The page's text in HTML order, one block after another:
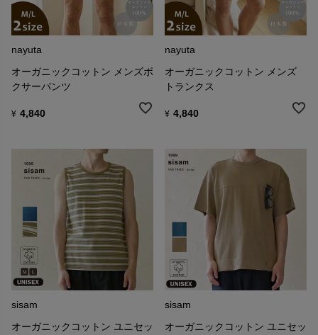
nayuta
オーガニックコットン メンズボ
クサーパンツ
¥ 4,840
nayuta
オーガニックコットン メンズ
トランクス
¥ 4,840
sisam
オーガニックコットン ユニセッ
sisam
オーガニックコットン ユニセッ